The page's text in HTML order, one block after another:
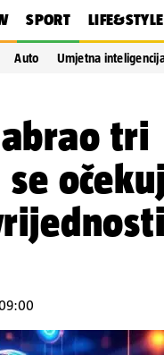
SPORT LIFE&STYLE
Auto Umjetna
tri